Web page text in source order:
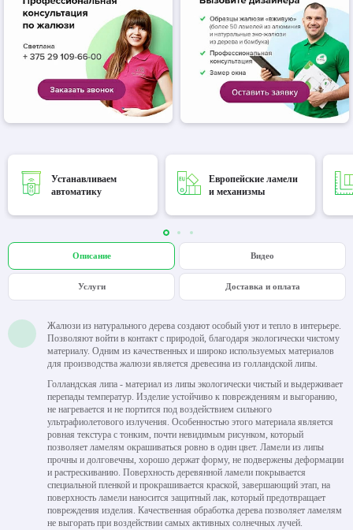
Устанавливаем
автоматику
Европейские ламели
и механизмы
Описание Видео
Услуги Доставка и оплата
Жалюзи из натурального дерева создают особый уют и тепло в интерьере.
Позволяют войти в контакт с природой, благодаря экологически чистому
материалу. Одним из качественных и широко используемых материалов
для производства жалюзи является древесина из голландской липы.
Голландская липа - материал из липы экологически чистый и выдерживает
перепады температур. Изделие устойчиво к повреждениям и выгоранию,
не нагревается и не портится под воздействием сильного
ультрафиолетового излучения. Особенностью этого материала является
ровная текстура с тонким, почти невидимым рисунком, который
позволяет ламелям окрашиваться ровно в один цвет. Ламели из липы
прочны и долговечны, хорошо держат форму, не подвержены деформации
и растрескиванию. Поверхность деревянной ламели покрывается
специальной пленкой и прокрашивается краской, завершающий этап, на
поверхность ламели наносится защитный лак, который предотвращает
повреждения изделия. Качественная обработка дерева позволяет ламелям
не выгорать при воздействии самых активных солнечных лучей.